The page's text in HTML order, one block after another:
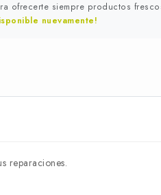
ofrecerte siempre productos
nuevamente!
reparaciones.